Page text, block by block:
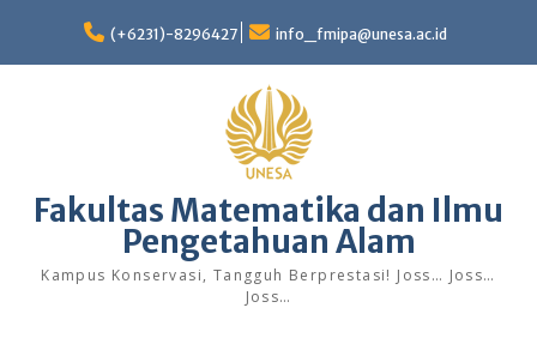
content
(+6231)-8296427 info_fmipa@unesa.ac.id
Fakultas Matematika dan Ilmu
Pengetahuan Alam
Kampus Konservasi, Tangguh Berprestasi! Joss… Joss…
Joss…